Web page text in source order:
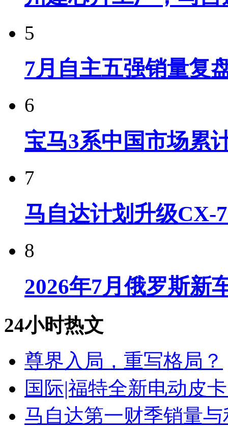
5
7月自主五强销量复
6
宝马3系中国市场累
7
马自达计划升级CX-
8
2026年7月俄罗斯新
24小时热文
尊界入局，重写格局？
国际|福特全新电动皮
马自达第一财季销量